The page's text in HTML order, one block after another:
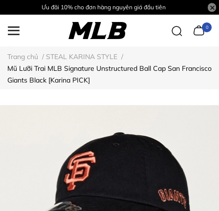
Ưu đãi 10% cho đơn hàng nguyên giá đầu tiên
0
Trang chủ / STEAL KARINA STYLE /
Mũ Lưỡi Trai MLB Signature Unstructured Ball Cap San Francisco
Giants Black [Karina PICK]